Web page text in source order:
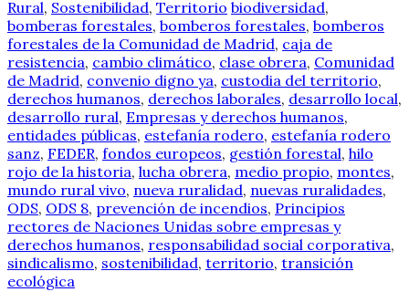
Rural, Sostenibilidad, Territorio biodiversidad,
bomberas forestales, bomberos forestales, bomberos
forestales de la Comunidad de Madrid, caja de
resistencia, cambio climático, clase obrera, Comunidad
de Madrid, convenio digno ya, custodia del territorio,
derechos humanos, derechos laborales, desarrollo local,
desarrollo rural, Empresas y derechos humanos,
entidades públicas, estefanía rodero, estefanía rodero
sanz, FEDER, fondos europeos, gestión forestal, hilo
rojo de la historia, lucha obrera, medio propio, montes,
mundo rural vivo, nueva ruralidad, nuevas ruralidades,
ODS, ODS 8, prevención de incendios, Principios
rectores de Naciones Unidas sobre empresas y
derechos humanos, responsabilidad social corporativa,
sindicalismo, sostenibilidad, territorio, transición
ecológica